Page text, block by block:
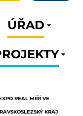
ÚŘAD
REAL MÍŘÍ VE
KRAJ